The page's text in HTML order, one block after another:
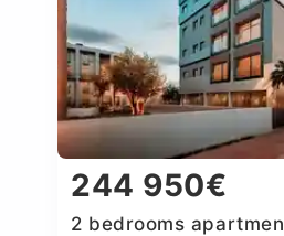
244 950€
2 bedrooms